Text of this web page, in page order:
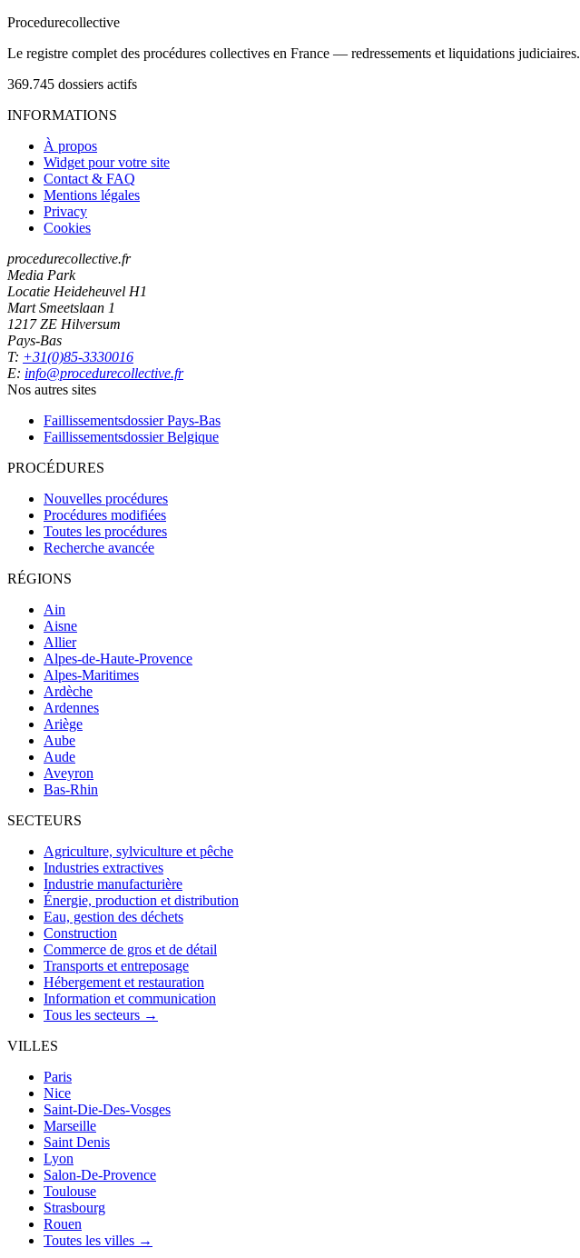
Procedurecollective
Le registre complet des procédures collectives en France — redressements et liquidations judiciaires.
369.745 dossiers actifs
INFORMATIONS
À propos
Widget pour votre site
Contact & FAQ
Mentions légales
Privacy
Cookies
procedurecollective.fr
Media Park
Locatie Heideheuvel H1
Mart Smeetslaan 1
1217 ZE Hilversum
Pays-Bas
T: +31(0)85-3330016
E: info@procedurecollective.fr
Nos autres sites
Faillissementsdossier Pays-Bas
Faillissementsdossier Belgique
PROCÉDURES
Nouvelles procédures
Procédures modifiées
Toutes les procédures
Recherche avancée
RÉGIONS
Ain
Aisne
Allier
Alpes-de-Haute-Provence
Alpes-Maritimes
Ardèche
Ardennes
Ariège
Aube
Aude
Aveyron
Bas-Rhin
SECTEURS
Agriculture, sylviculture et pêche
Industries extractives
Industrie manufacturière
Énergie, production et distribution
Eau, gestion des déchets
Construction
Commerce de gros et de détail
Transports et entreposage
Hébergement et restauration
Information et communication
Tous les secteurs →
VILLES
Paris
Nice
Saint-Die-Des-Vosges
Marseille
Saint Denis
Lyon
Salon-De-Provence
Toulouse
Strasbourg
Rouen
Toutes les villes →